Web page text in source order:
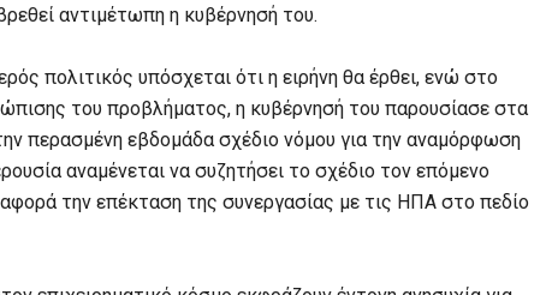
αντιμέτωπη η κυβέρνησή του.
πολιτικός υπόσχεται ότι η ειρήνη θα έρθει, ενώ στο
του προβλήματος, η κυβέρνησή του παρουσίασε στα
περασμένη εβδομάδα σχέδιο νόμου για την αναμόρφωση
αναμένεται να συζητήσει το σχέδιο τον επόμενο
την επέκταση της συνεργασίας με τις ΗΠΑ στο πεδίο